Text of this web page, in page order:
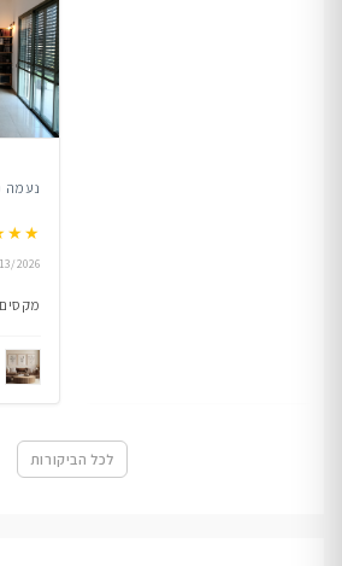
נעמה
★★
2026
לכל הביקורות